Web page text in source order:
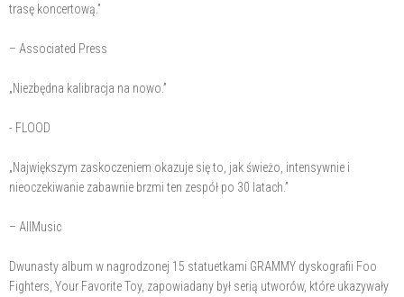
trasę koncertową.”
– Associated Press
„Niezbędna kalibracja na nowo.”
- FLOOD
„Największym zaskoczeniem okazuje się to, jak świeżo, intensywnie i
nieoczekiwanie zabawnie brzmi ten zespół po 30 latach.”
– AllMusic
Dwunasty album w nagrodzonej 15 statuetkami GRAMMY dyskografii Foo
Fighters, Your Favorite Toy, zapowiadany był serią utworów, które ukazywały